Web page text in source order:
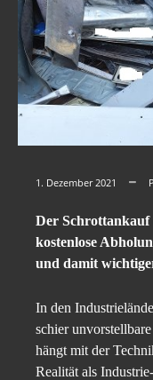
1. Dezember 2021
Der Schrottankauf
kostenlose
und damit
In den
schier
hängt mit der
Realität als